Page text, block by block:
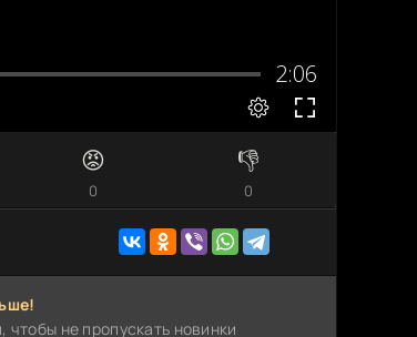
😡
0
👎
0
не пропускать новинки